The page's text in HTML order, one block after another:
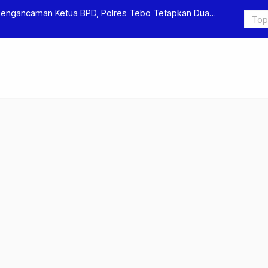
Ketua BPD, Polres Tebo Tetapkan Dua
Polres